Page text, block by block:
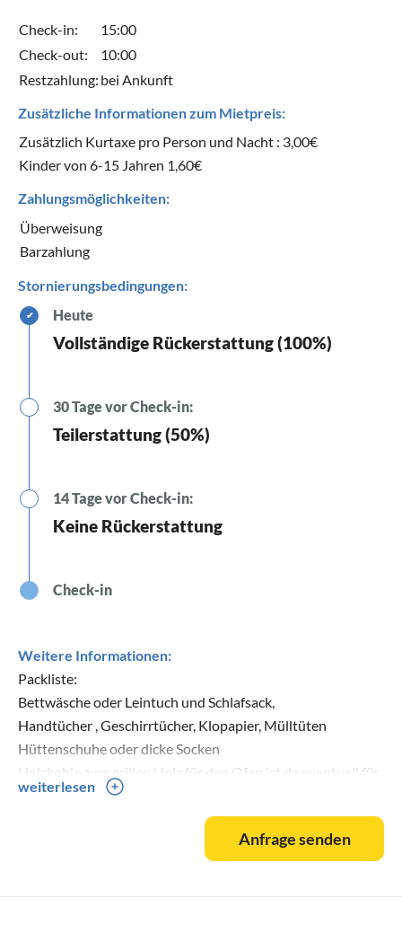
Check-in:
15:00
Check-out:
10:00
Restzahlung: bei Ankunft
Zusätzliche Informationen zum Mietpreis:
Zusätzlich Kurtaxe pro Person und Nacht : 3,00€
Kinder von 6-15 Jahren 1,60€
Zahlungsmöglichkeiten:
Überweisung
Barzahlung
Stornierungsbedingungen:
✔ Heute
Vollständige Rückerstattung (100%)
30 Tage vor Check-in:
Teilerstattung (50%)
14 Tage vor Check-in:
Keine Rückerstattung
Check-in
Weitere Informationen:
Packliste:
Bettwäsche oder Leintuch und Schlafsack,
Handtücher , Geschirrtücher, Klopapier, Mülltüten
Hüttenschuhe oder dicke Socken
Holzkohle zum grillen,Holz für den Ofen ist da eventuell für
kalte Nächte Holzbrickets mitbringen.
Die Hütte muss am Abreisetag selbst gereinigt werden ,
Putzutensilien,Reiniger und Staubsauger sind vorhanden.
Alle Räume müssen gesaugt werden ,Küche und Bad
weiterlesen
Anfrage senden